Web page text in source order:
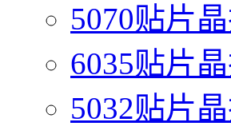
5070贴片
6035贴片
5032贴片